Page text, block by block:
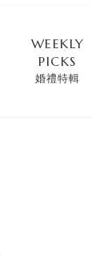
WEEKLY
PICKS
婚禮特輯